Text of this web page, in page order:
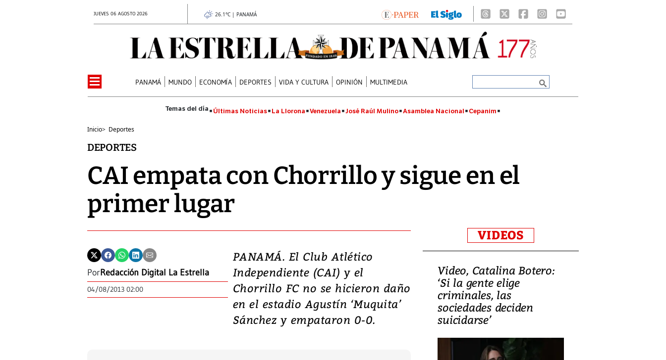
JUEVES 06 AGOSTO 2026 26.1°C | PANAMÁ
PANAMÁ MUNDO ECONOMÍA DEPORTES VIDA Y CULTURA OPINIÓN MULTIMEDIA
Últimas Noticias La Llorona Venezuela José Raúl Mulino Asamblea Nacional Cepanim
Inicio> Deportes
DEPORTES
CAI empata con Chorrillo y sigue en el
primer lugar
PorRedacción Digital La Estrella
04/08/2013 02:00
PANAMÁ. El Club Atlético
Independiente (CAI) y el
Chorrillo FC no se hicieron daño
en el estadio Agustín ‘Muquita’
Sánchez y empataron 0-0.
VIDEOS
Video, Japón: Terremoto
deja heridos y graves
daños en Kumamoto
Video, Catalina Botero:
‘Si la gente elige
criminales, las
sociedades deciden
suicidarse’